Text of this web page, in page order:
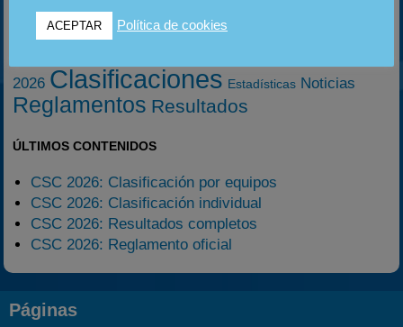
ETIQUETAS
2026 Clasificaciones Estadísticas Noticias
Reglamentos Resultados
ÚLTIMOS CONTENIDOS
CSC 2026: Clasificación por equipos
CSC 2026: Clasificación individual
CSC 2026: Resultados completos
CSC 2026: Reglamento oficial
Páginas
ACEPTAR Política de cookies